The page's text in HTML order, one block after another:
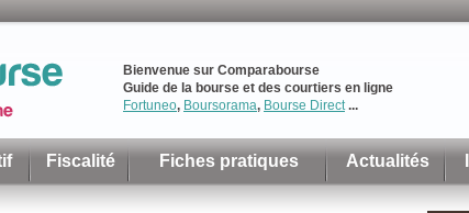
Bienvenue sur Comparabourse
Guide de la bourse et des courtiers en ligne
Fortuneo, Boursorama, Bourse Direct...
Fiscalité Fiches pratiques Actualités